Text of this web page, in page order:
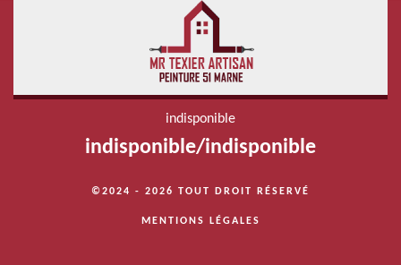
indisponible
indisponible/indisponible
©2024 - 2026 TOUT DROIT RÉSERVÉ
MENTIONS LÉGALES